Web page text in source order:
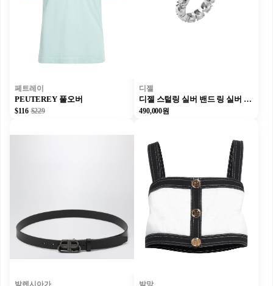
페트레이
PEUTEREY 풀오버
$116 $229
디젤
디젤 스털링 실버 밴드 링 실버 유니섹스
490,000원
발렌시아가 발망